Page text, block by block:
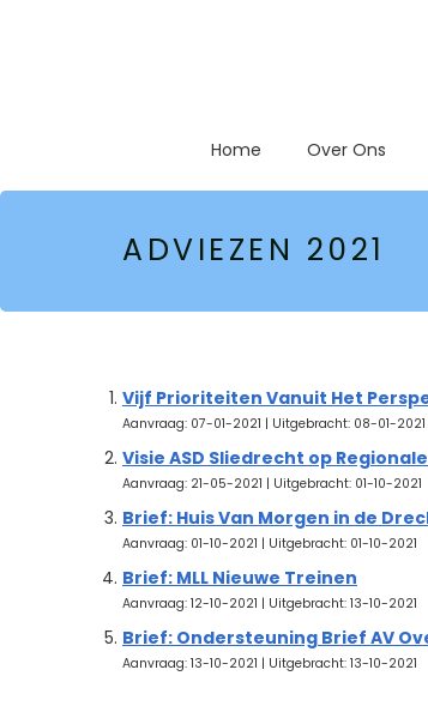
Home Over Ons
ADVIEZEN 2021
Vijf Prioriteiten Vanuit Het
Aanvraag: 07-01-2021 | Uitgebracht: 08-01-2021
Visie ASD Sliedrecht op
Aanvraag: 21-05-2021 | Uitgebracht: 01-10-2021
Brief: Huis Van Morgen in de
Aanvraag: 01-10-2021 | Uitgebracht: 01-10-2021
Brief: MLL Nieuwe Treinen
Aanvraag: 12-10-2021 | Uitgebracht: 13-10-2021
Brief: Ondersteuning Brief AV
Aanvraag: 13-10-2021 | Uitgebracht: 13-10-2021